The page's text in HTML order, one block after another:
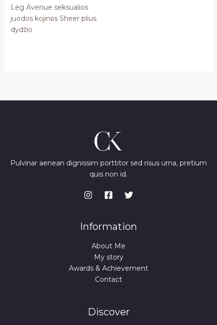
Leg Avenue seksualios
juodos kojinės Sheer plius
dydžio
Pulvinar aenean dignissim porttitor sed risus urna, pretium
quis non id.
Information
About Me
My story
Awards & Achievement
Contact
Discover